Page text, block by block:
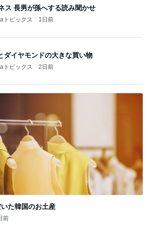
ス 長男が孫へする読み聞かせ
トピックス 1日前
ダイヤモンドの大きな買い物
トピックス 2日前
た韓国のお土産
前